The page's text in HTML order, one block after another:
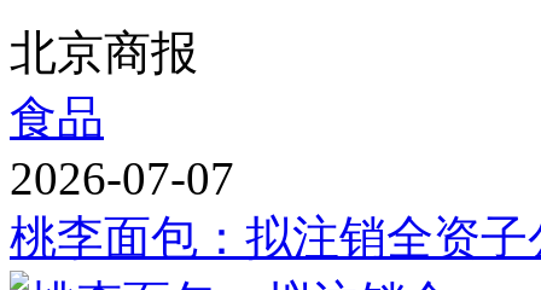
北京商报
食品
2026-07-07
桃李面包：拟注销全资